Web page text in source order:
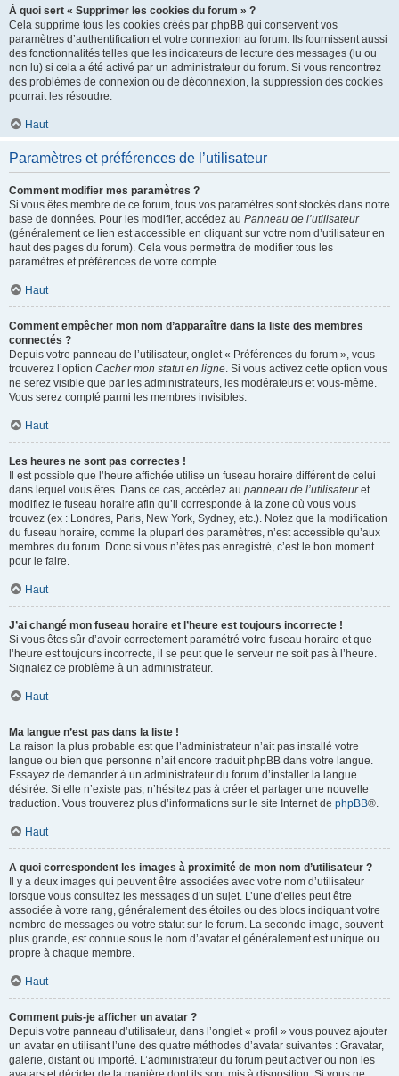
À quoi sert « Supprimer les cookies du forum » ?
Cela supprime tous les cookies créés par phpBB qui conservent vos
paramètres d’authentification et votre connexion au forum. Ils fournissent aussi
des fonctionnalités telles que les indicateurs de lecture des messages (lu ou
non lu) si cela a été activé par un administrateur du forum. Si vous rencontrez
des problèmes de connexion ou de déconnexion, la suppression des cookies
pourrait les résoudre.
Haut
Paramètres et préférences de l’utilisateur
Comment modifier mes paramètres ?
Si vous êtes membre de ce forum, tous vos paramètres sont stockés dans notre
base de données. Pour les modifier, accédez au Panneau de l’utilisateur
(généralement ce lien est accessible en cliquant sur votre nom d’utilisateur en
haut des pages du forum). Cela vous permettra de modifier tous les
paramètres et préférences de votre compte.
Haut
Comment empêcher mon nom d’apparaître dans la liste des membres
connectés ?
Depuis votre panneau de l’utilisateur, onglet « Préférences du forum », vous
trouverez l’option Cacher mon statut en ligne. Si vous activez cette option vous
ne serez visible que par les administrateurs, les modérateurs et vous-même.
Vous serez compté parmi les membres invisibles.
Haut
Les heures ne sont pas correctes !
Il est possible que l’heure affichée utilise un fuseau horaire différent de celui
dans lequel vous êtes. Dans ce cas, accédez au panneau de l’utilisateuret
modifiez le fuseau horaire afin qu’il corresponde à la zone où vous vous
trouvez (ex : Londres, Paris, New York, Sydney, etc.). Notez que la modification
du fuseau horaire, comme la plupart des paramètres, n’est accessible qu’aux
membres du forum. Donc si vous n’êtes pas enregistré, c’est le bon moment
pour le faire.
Haut
J’ai changé mon fuseau horaire et l’heure est toujours incorrecte !
Si vous êtes sûr d’avoir correctement paramétré votre fuseau horaire et que
l’heure est toujours incorrecte, il se peut que le serveur ne soit pas à l’heure.
Signalez ce problème à un administrateur.
Haut
Ma langue n’est pas dans la liste !
La raison la plus probable est que l’administrateur n’ait pas installé votre
langue ou bien que personne n’ait encore traduit phpBB dans votre langue.
Essayez de demander à un administrateur du forum d’installer la langue
désirée. Si elle n’existe pas, n’hésitez pas à créer et partager une nouvelle
traduction. Vous trouverez plus d’informations sur le site Internet de phpBB®.
Haut
A quoi correspondent les images à proximité de mon nom d’utilisateur ?
Il y a deux images qui peuvent être associées avec votre nom d’utilisateur
lorsque vous consultez les messages d’un sujet. L’une d’elles peut être
associée à votre rang, généralement des étoiles ou des blocs indiquant votre
nombre de messages ou votre statut sur le forum. La seconde image, souvent
plus grande, est connue sous le nom d’avatar et généralement est unique ou
propre à chaque membre.
Haut
Comment puis-je afficher un avatar ?
Depuis votre panneau d’utilisateur, dans l’onglet « profil » vous pouvez ajouter
un avatar en utilisant l’une des quatre méthodes d’avatar suivantes : Gravatar,
galerie, distant ou importé. L’administrateur du forum peut activer ou non les